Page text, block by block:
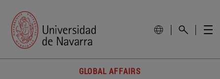
GLOBAL AFFAIRS